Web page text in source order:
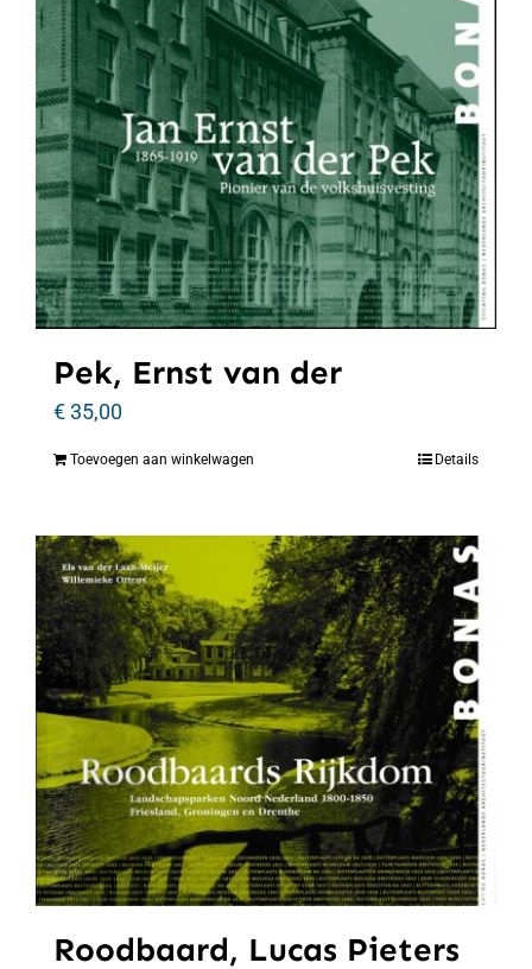
Pek, Ernst van der
€35,00
Toevoegen aan winkelwagen Details
Roodbaard, Lucas Pieters